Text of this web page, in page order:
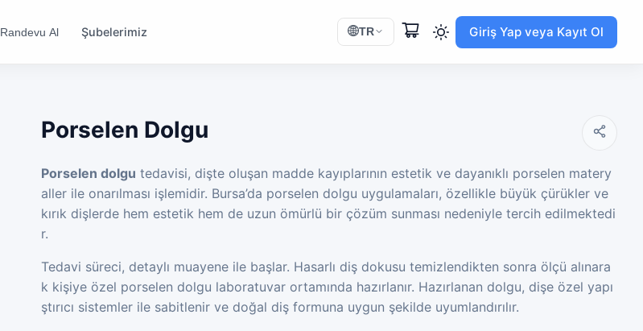
Randevu Al Şubelerimiz TR Giriş Yap veya Kayıt Ol
Porselen Dolgu
Porselen dolgu tedavisi, dişte oluşan madde kayıplarının estetik ve dayanıklı porselen matery
aller ile onarılması işlemidir. Bursa’da porselen dolgu uygulamaları, özellikle büyük çürükler ve
kırık dişlerde hem estetik hem de uzun ömürlü bir çözüm sunması nedeniyle tercih edilmektedi
r.
Tedavi süreci, detaylı muayene ile başlar. Hasarlı diş dokusu temizlendikten sonra ölçü alınara
k kişiye özel porselen dolgu laboratuvar ortamında hazırlanır. Hazırlanan dolgu, dişe özel yapı
ştırıcı sistemler ile sabitlenir ve doğal diş formuna uygun şekilde uyumlandırılır.